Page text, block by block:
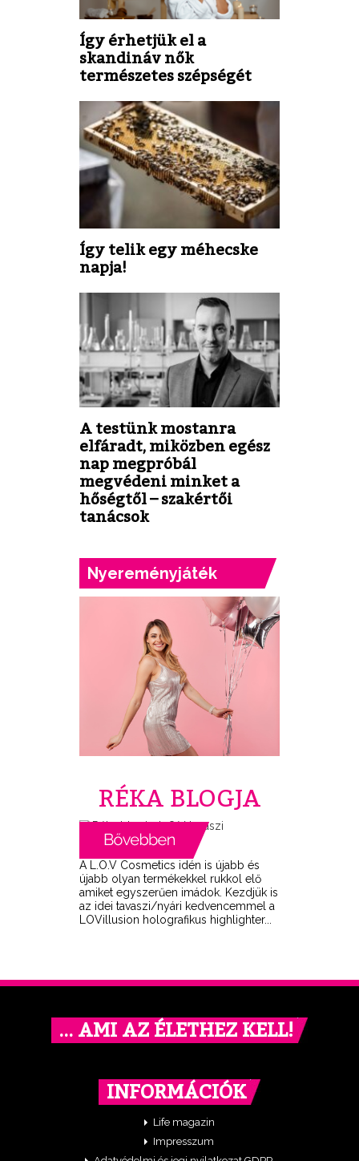
Így érhetjük el a
skandináv nők
természetes szépségét
Így telik egy méhecske
napja!
A testünk mostanra
elfáradt, miközben egész
nap megpróbál
megvédeni minket a
hőségtől – szakértői
tanácsok
Nyereményjáték
RÉKA BLOGJA
A L.O.V Cosmetics idén is újabb és
újabb olyan termékekkel rukkol elő
amiket egyszerűen imádok. Kezdjük is
az idei tavaszi/nyári kedvencemmel a
LOVillusion holografikus highlighter...
… AMI AZ ÉLETHEZ KELL!
INFORMÁCIÓK
Life magazin
Impresszum